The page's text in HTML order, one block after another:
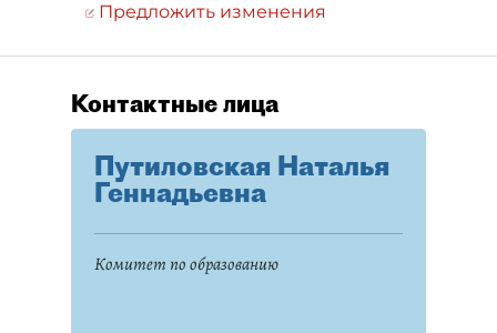
Предложить изменения
Контактные лица
Путиловская Наталья
Геннадьевна
Комитет по образованию